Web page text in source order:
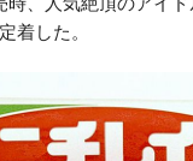
着した。